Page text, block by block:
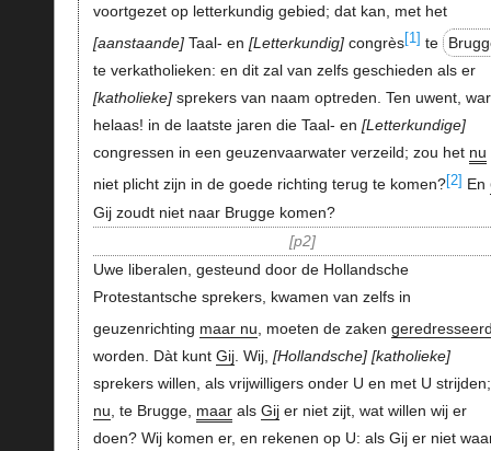
voortgezet op letterkundig gebied; dat kan, met het
aanstaande Taal- en Letterkundig congrès[1] te
te verkatholieken: en dit zal van zelfs geschieden als er
katholieke sprekers van naam optreden. Ten uwent,
helaas! in de laatste jaren die Taal- en Letterkundige
congressen in een geuzenvaarwater verzeild; zou het nu
niet plicht zijn in de goede richting terug te komen?[2] En
Gij zoudt niet naar Brugge komen?
p2
Uwe liberalen, gesteund door de Hollandsche
Protestantsche sprekers, kwamen van zelfs in
geuzenrichting maar nu , moeten de zaken
worden. Dàt kunt Gij. Wij, Hollandsche
katholieke
sprekers willen, als vrijwilligers onder U en met U strijden;
nu , te Brugge, maarals Gijer niet zijt, wat willen wij er
doen? Wij komen er, en rekenen op U: als Gij er niet